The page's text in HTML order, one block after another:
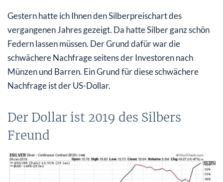
Gestern hatte ich Ihnen den Silberpreischart des
vergangenen Jahres gezeigt. Da hatte Silber ganz schön
Federn lassen müssen. Der Grund dafür war die
schwächere Nachfrage seitens der Investoren nach
Münzen und Barren. Ein Grund für diese schwächere
Nachfrage ist der US-Dollar.
Der Dollar ist 2019 des Silbers
Freund